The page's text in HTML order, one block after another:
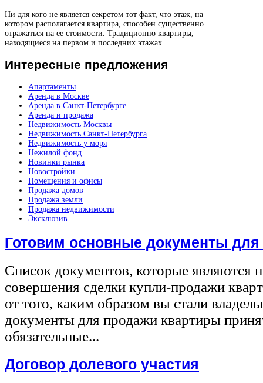
Ни для кого не является секретом тот факт, что этаж, на
котором располагается квартира, способен существенно
отражаться на ее стоимости. Традиционно квартиры,
находящиеся на первом и последних этажах ...
Интересные предложения
Апартаменты
Аренда в Москве
Аренда в Санкт-Петербурге
Аренда и продажа
Недвижимость Москвы
Недвижимость Санкт-Петербурга
Недвижимость у моря
Нежилой фонд
Новинки рынка
Новостройки
Помещения и офисы
Продажа домов
Продажа земли
Продажа недвижимости
Эксклюзив
Готовим основные документы
Список документов, которые являются
совершения сделки купли-продажи
от того, каким образом вы стали
документы для продажи квартиры
обязательные...
Договор долевого участия